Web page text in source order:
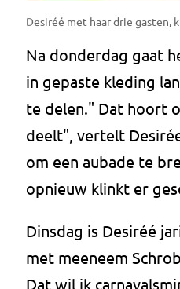
Desiréé met haar drie
Na donderdag gaat
in gepaste kleding
te delen." Dat hoort
deelt", vertelt
om een aubade te
opnieuw klinkt er
Dinsdag is Desiréé
met meeneem
Dat wil ik